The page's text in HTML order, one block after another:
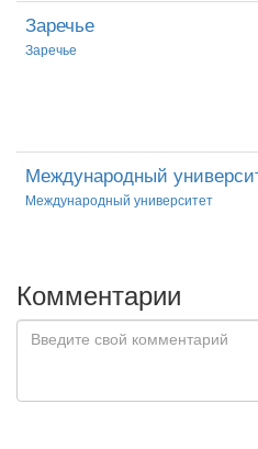
Заречье
Заречье
Международный
Международный университет
Комментарии